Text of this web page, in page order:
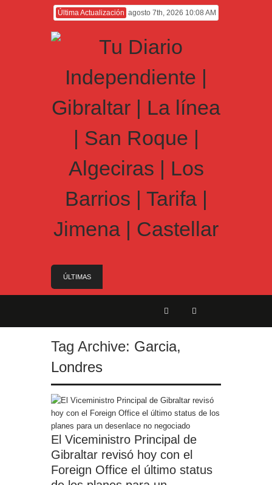
Última Actualización agosto 7th, 2026 10:08 AM
ÚLTIMAS
Angelo Cerisola como Director Ejecutivo del
El alcalde felicita a Sara, que con 14 años ha
obtenido el nivel de inglés C2
El Ministro Feetham refuerza la presencia
Canadá
Entrega de la Medalla de la Policía del Territorio
de Ultramar al inspector jubilado Xavi Buhagiar
Presentado el IV Torneo de Fútbol Senior Alcalde
de San Roque, que se disputa la semana
próxima
Tag Archive: Garcia,
Londres
El Viceministro Principal de
Gibraltar revisó hoy con el
Foreign Office el último status